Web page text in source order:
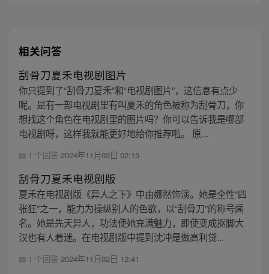
相关问答
刮骨刀夏禾电视剧图片
你只提到了“刮骨刀夏禾”和“电视剧图片”，这信息有点少
呢。是有一部电视剧里有叫夏禾的角色被称为刮骨刀，你
想找这个角色在电视剧里的图片吗？你可以告诉我是哪部
电视剧呀，这样我就能更好地给你推荐啦。 原...
1 个回答 2024年11月03日 02:15
刮骨刀夏禾电视剧版
夏禾在电视剧版《异人之下》中由娜然饰演。她是全性“四
张狂”之一，能力为操纵别人的色欲，以“刮骨刀”的称号闻
名。她是先天异人，功法使她充满魅力，即使变成抠脚大
汉也有人着迷。在电视剧版中提到沈冲是做高利贷...
1 个回答 2024年11月02日 12:41